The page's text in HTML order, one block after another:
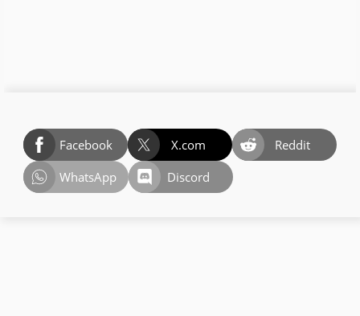
Facebook X.com
Reddit
WhatsApp
Discord